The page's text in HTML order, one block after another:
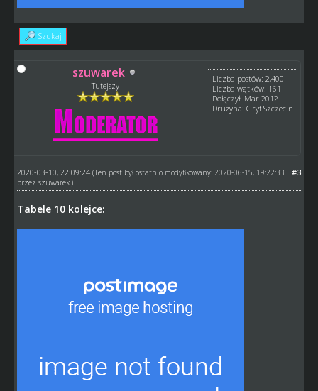
Szukaj
szuwarek
Tutejszy
Liczba postów: 2,400
Liczba wątków: 161
Dołączył: Mar 2012
Drużyna: Gryf Szczecin
#3
2020-03-10, 22:09:24 (Ten post był ostatnio modyfikowany: 2020-06-15, 19:22:33
przez szuwarek.)
Tabele 10 kolejce: